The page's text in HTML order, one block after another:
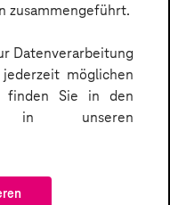
zusammengeführt.
Datenverarbeitung
möglichen
finden Sie in den
in unseren